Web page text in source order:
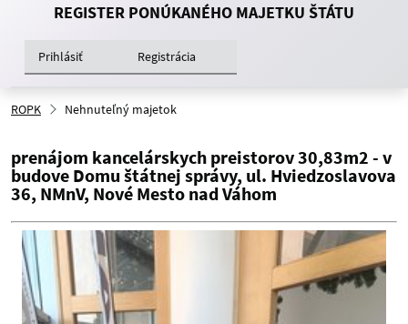
REGISTER PONÚKANÉHO MAJETKU ŠTÁTU
Prihlásiť Registrácia
ROPK Nehnuteľný majetok
prenájom kancelárskych preistorov 30,83m2 - v
budove Domu štátnej správy, ul. Hviedzoslavova
36, NMnV, Nové Mesto nad Váhom